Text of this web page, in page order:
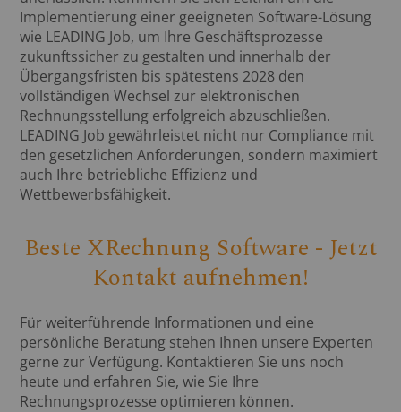
Implementierung einer geeigneten Software-Lösung
wie LEADING Job, um Ihre Geschäftsprozesse
zukunftssicher zu gestalten und innerhalb der
Übergangsfristen bis spätestens 2028 den
vollständigen Wechsel zur elektronischen
Rechnungsstellung erfolgreich abzuschließen.
LEADING Job gewährleistet nicht nur Compliance mit
den gesetzlichen Anforderungen, sondern maximiert
auch Ihre betriebliche Effizienz und
Wettbewerbsfähigkeit.
Beste XRechnung Software - Jetzt
Kontakt aufnehmen!
Für weiterführende Informationen und eine
persönliche Beratung stehen Ihnen unsere Experten
gerne zur Verfügung. Kontaktieren Sie uns noch
heute und erfahren Sie, wie Sie Ihre
Rechnungsprozesse optimieren können.